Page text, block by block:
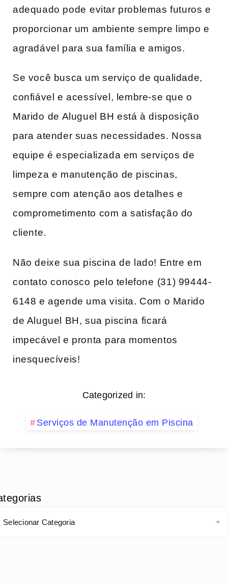
adequado pode ⁣evitar problemas futuros e⁢
proporcionar um ambiente sempre limpo e‍
agradável ​para sua família e amigos.
Se ‌você busca um serviço de‌ qualidade,
confiável e acessível, ‌lembre-se que o
Marido⁣ de Aluguel BH está à ​disposição
para atender suas necessidades. ‍Nossa
equipe é especializada em serviços ‌de
limpeza e manutenção de piscinas,⁤
sempre com ⁢atenção aos detalhes e
comprometimento com a satisfação do
cliente. ‍
Não deixe sua piscina de lado! Entre em
‌contato⁣ conosco ⁢pelo telefone⁤ (31) 99444-
6148 e agende uma ⁢visita. Com o Marido⁣
de Aluguel BH, sua piscina⁤ ficará
impecável e pronta⁣ para momentos
inesquecíveis!
Categorized in:
Serviços de Manutenção em Piscina